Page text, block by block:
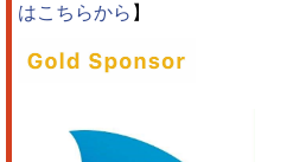
はこちらから 】